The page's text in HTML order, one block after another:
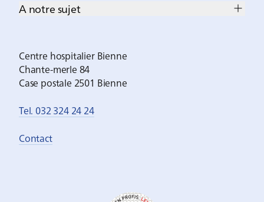
A notre sujet
Centre hospitalier Bienne
Chante-merle 84
Case postale 2501 Bienne
Tel. 032 324 24 24
Contact